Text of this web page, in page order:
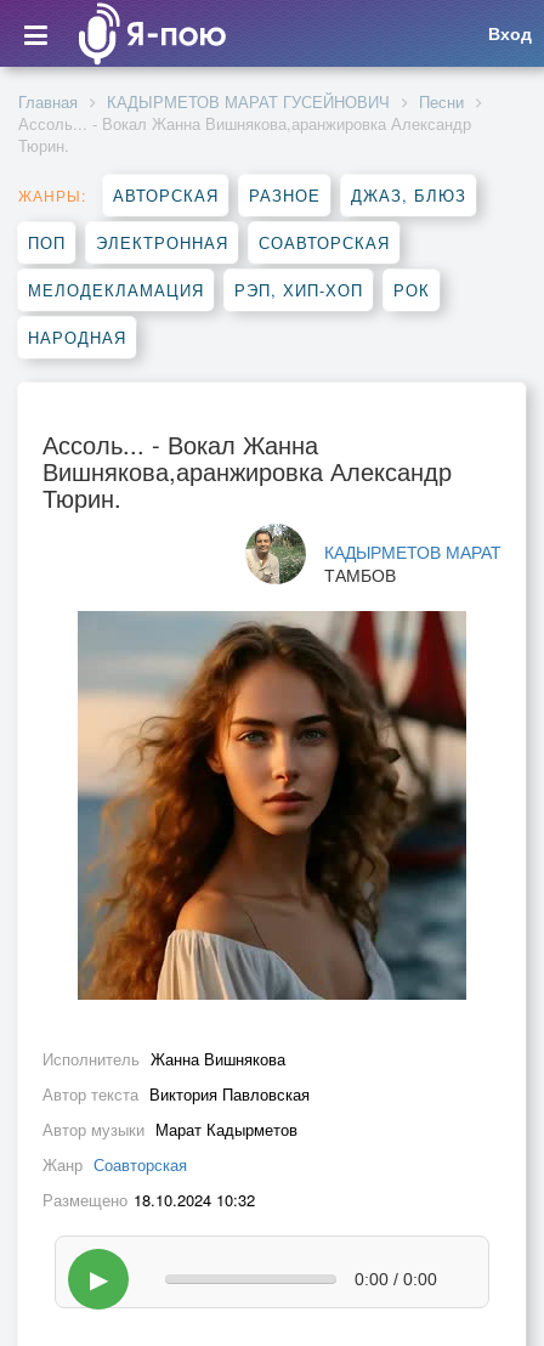
Вход
Главная КАДЫРМЕТОВ МАРАТ ГУСЕЙНОВИЧ
Песни
Ассоль... - Вокал Жанна Вишнякова,аранжировка Александр
Тюрин.
ЖАНРЫ: АВТОРСКАЯ РАЗНОЕ ДЖАЗ, БЛЮЗ
ПОП ЭЛЕКТРОННАЯ СОАВТОРСКАЯ
МЕЛОДЕКЛАМАЦИЯ РЭП, ХИП-ХОП РОК
НАРОДНАЯ
Ассоль... - Вокал Жанна
Вишнякова,аранжировка Александр
Тюрин.
КАДЫРМЕТОВ МАРАТ
ТАМБОВ
Исполнитель Жанна Вишнякова
Автор текста Виктория Павловская
Автор музыки Марат Кадырметов
Жанр Соавторская
Размещено 18.10.2024 10:32
▶ 0:00 / 0:00